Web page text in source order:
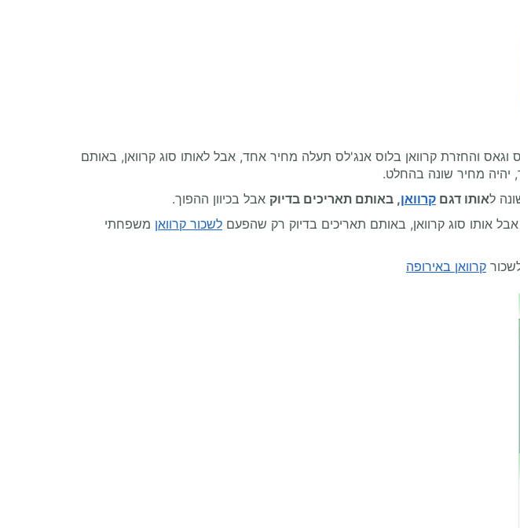
והחזרת קרוואן בלוס אנג'לס תעלה מחיר אחד, אבל לאותו סוג קרוואן, באותם
יהיה מחיר שונה בהחלט.
לאותו דגם קרוואן, באותם תאריכים בדיוק אבל בכיוון ההפוך.
אותו סוג קרוואן, באותם תאריכים בדיוק רק שהפעם לשכור קרוואן משפחתי
קרוואן באירופה